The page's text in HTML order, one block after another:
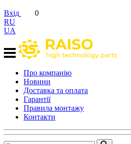
Вхід
0
RU
UA
Про компанію
Новини
Доставка та оплата
Гарантії
Правила монтажу
Контакти